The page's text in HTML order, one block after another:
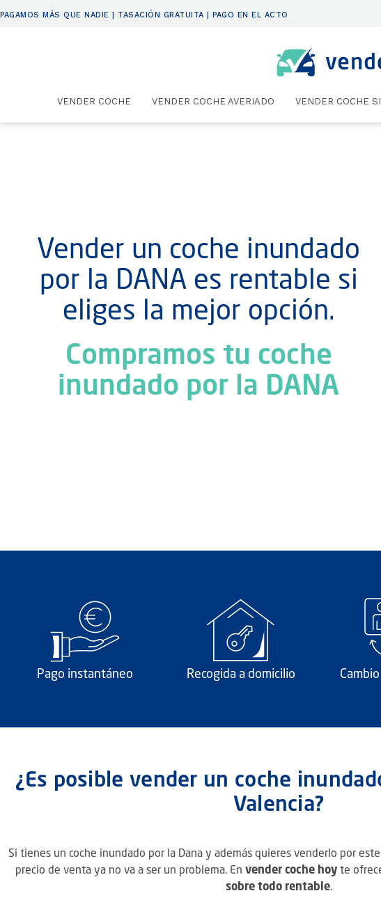
PAGAMOS MÁS QUE NADIE | TASACIÓN GRATUITA | PAGO EN EL ACTO
VENDER COCHE VENDER COCHE AVERIADO VENDER COCHE
Vender un coche inundado
por la DANA es rentable si
eliges la mejor opción.
Compramos tu coche
inundado por la DANA
Pago instantáneo Recogida a domicilio
¿Es posible vender un coche
Valencia?
Si tienes un coche inundado por la Dana y además quieres venderlo por
precio de venta ya no va a ser un problema. En vender coche hoyte
sobre todo rentable.